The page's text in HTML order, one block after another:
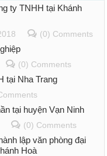
ty TNHH tại Khánh
(0) Comments
(0) Comments
tại Nha Trang
tại huyện Vạn Ninh
(0) Comments
lập văn phòng đại
Hoà